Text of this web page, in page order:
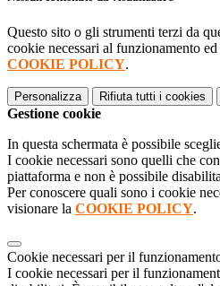
Questo sito o gli strumenti terzi da
cookie necessari al funzionamento
COOKIE POLICY.
Personalizza Rifiuta tutti i cookies
Gestione cookie
In questa schermata è possibile
I cookie necessari sono quelli che
piattaforma e non è possibile
Per conoscere quali sono i cookie
visionare la COOKIE POLICY.
Cookie necessari per il
I cookie necessari per il